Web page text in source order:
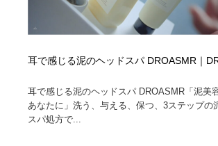
耳で感じる泥のヘッドスパ DROASMR｜
耳で感じる泥のヘッドスパ DROASMR「泥美
あなたに」洗う、与える、保つ、3ステップの
スパ処方で...